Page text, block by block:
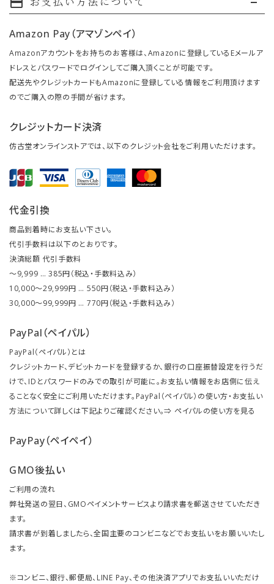
payment
Amazon Pay（アマゾンペイ）
Amazonアカウントをお持ちのお客様は、Amazonに登録しているEメールア
ドレスとパスワードでログインしてご購入頂くことが可能です。
配送先やクレジットカードもAmazonに登録している情報をご利用頂けます
のでご購入の際の手間が省けます。
クレジットカード決済
仿古堂オンラインストアでは、以下のクレジット会社をご利用いただけます。
代金引換
商品到着時にお支払い下さい。
代引手数料は以下のとおりです。
決済総額 代引手数料
～9,999 … 385円（税込・手数料込み）
10,000～29,999円 … 550円（税込・手数料込み）
30,000～99,999円 … 770円（税込・手数料込み）
PayPal（ペイパル）
PayPal（ペイパル）とは
クレジットカード、デビットカードを登録するか、銀行の口座振替設定を行うだ
けで、IDとパスワードのみでの取引が可能に。お支払い情報をお店側に伝え
ることなく安全にご利用いただけます。PayPal（ペイパル）の使い方・お支払い
方法について詳しくは下記よりご確認ください。⇒ ペイパルの使い方を見る
PayPay（ペイペイ）
GMO後払い
ご利用の流れ
弊社発送の翌日、GMOペイメントサービスより請求書を郵送させていただき
ます。
請求書が到着しましたら、全国主要のコンビニなどでお支払いをお願いいたし
ます。
※コンビニ、銀行、郵便局、LINE Pay、その他決済アプリでお支払いいただけ